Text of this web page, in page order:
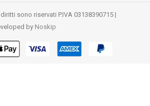
sono riservati P.IVA 03138390715 |
by Noskip